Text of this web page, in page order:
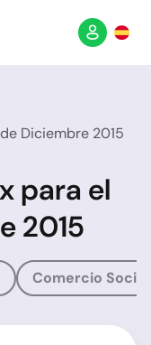
Diciembre 2015
para el
2015
Comercio Social